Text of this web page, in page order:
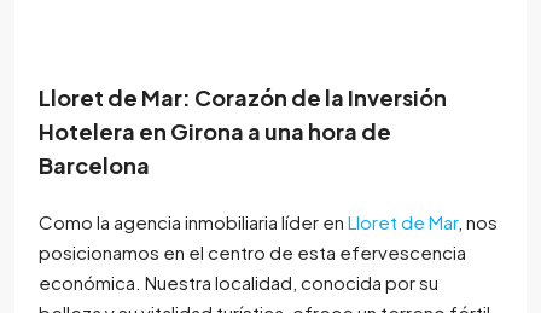
Lloret de Mar: Corazón de la Inversión
Hotelera en Girona a una hora de
Barcelona
Como la agencia inmobiliaria líder en Lloret de Mar, nos
posicionamos en el centro de esta efervescencia
económica. Nuestra localidad, conocida por su